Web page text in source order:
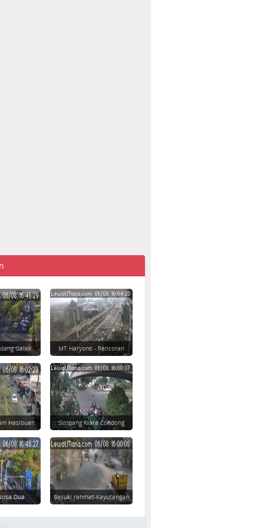
Galak MT Haryono - Pancoran
Hasibuan Simpang Kiara Condong
Dua Basuki rahmat-Kayutangan